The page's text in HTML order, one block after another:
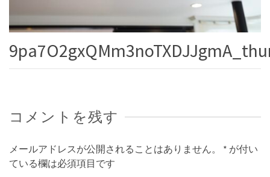
コメントを残す
メールアドレスが公開されることはありません。 * が付い
ている欄は必須項目です